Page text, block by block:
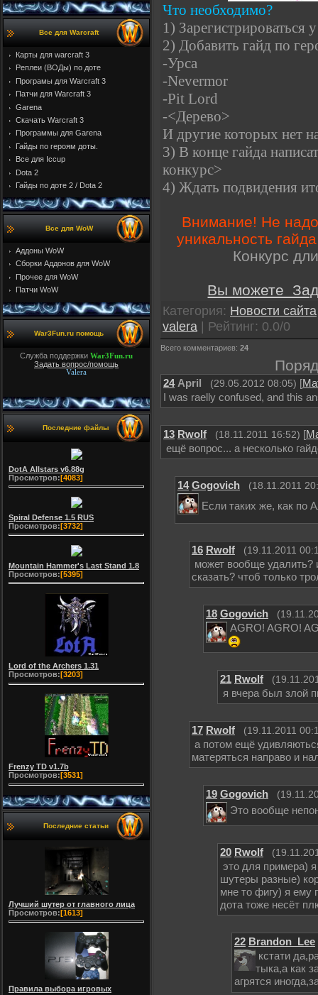
Все для Warcraft
Карты для warcraft 3
Реплеи (ВОДы) по доте
Програмы для Warcraft 3
Патчи для Warcraft 3
Garena
Скачать Warcraft 3
Программы для Garena
Гайды по героям доты.
Все для Iccup
Dota 2
Гайды по доте 2 / Dota 2
Все для WoW
Аддоны WoW
Cборки Аддонов для WoW
Прочее для WoW
Патчи WoW
War3Fun.ru помощь
Служба поддержки War3Fun.ru
Задать вопрос/помощь
Valera
Последние файлы
DotA Allstars v6.88g
Просмотров:[4083]
Spiral Defense 1.5 RUS
Просмотров:[3732]
Mountain Hammer's Last Stand 1.8
Просмотров:[5395]
Lord of the Archers 1.31
Просмотров: [3203]
Frenzy TD v1.7b
Просмотров: [3531]
Последние статьи
Лучший шутер от главного лица
Просмотров:[1613]
Правила выбора игровых
Что необходимо?
1) Зарегистрироваться
2) Добавить гайд по
-Урса
-Nevermor
-Pit Lord
-<Дерево>
И другие которых нет
3) В конце гайда
конкурс>
4) Ждать подвидения
Внимание! Не
уникальность
Конкурс
Вы можете
Категория: Новости сайта
valera | Рейтинг: 0.0/0
Всего комментариев: 24
24 April (29.05.2012 08:05) [
I was raelly confused, and this
13 Rwolf (18.11.2011 16:52) [
ещё вопрос... а несколько
14 Gogovich (18.11.2011
Если таких же, как по
16 Rwolf (19.11.2011
может вообще удалить?
сказать? чтоб только
18 Gogovich
AGRO! AGRO!
21 Rwolf
я вчера был злой
17 Rwolf (19.11.2011
а потом ещё
матеряться направо и
19 Gogovich
Это вообще
20 Rwolf
это для примера) я
шутеры разные)
мне то фигу) я ему
дота тоже несёт
22 Brandon_Lee
кстати
тыка,а как
агрятся